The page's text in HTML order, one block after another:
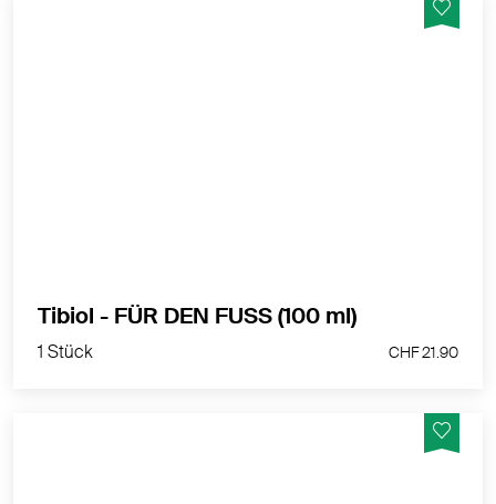
1 Stück
Tibiol - FÜR DEN FUSS (100 ml)
1 Stück CHF 21.90